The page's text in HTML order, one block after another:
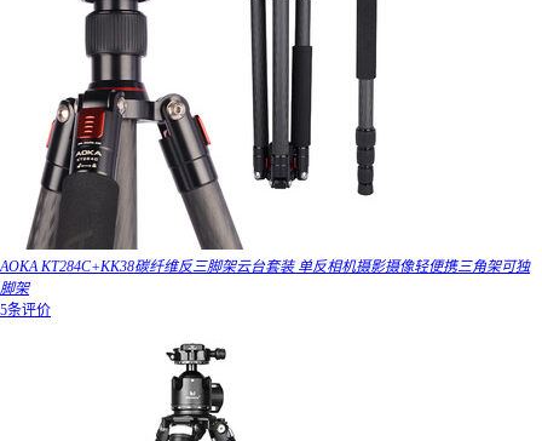
AOKA KT284C+KK38碳纤维反三脚架云台套装 单反相机摄影摄像轻便携三角架可独
脚架
5条评价